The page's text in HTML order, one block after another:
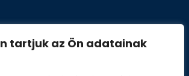
tartjuk az Ön adatainak